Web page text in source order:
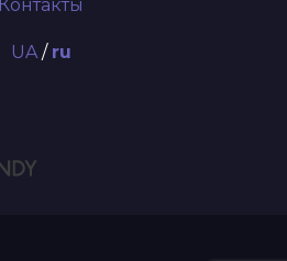
Контакты
UA/ ru